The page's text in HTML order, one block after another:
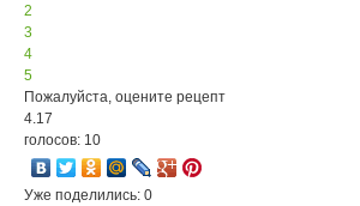
2
3
4
5
Пожалуйста, оцените рецепт
4.17
голосов: 10
Уже поделились: 0